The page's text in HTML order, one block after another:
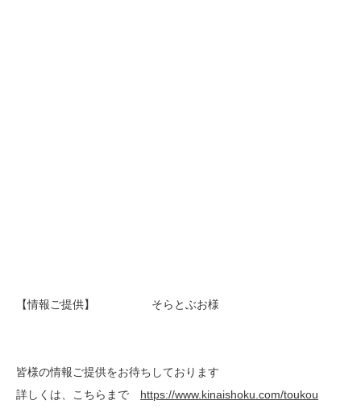
【情報ご提供】 そらとぶお様
皆様の情報ご提供をお待ちしております
詳しくは、こちらまで https://www.kinaishoku.com/toukou